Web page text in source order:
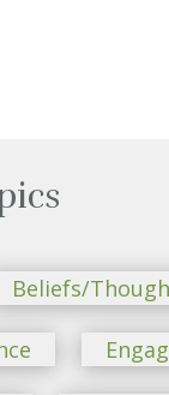
Beliefs/